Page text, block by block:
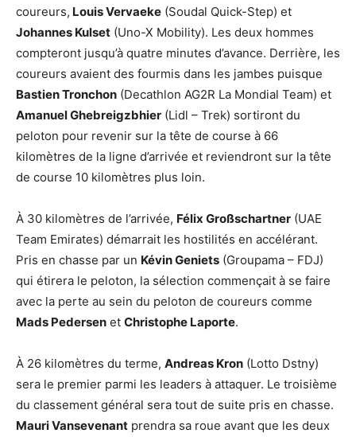
coureurs, Louis Vervaeke (Soudal Quick-Step) et
Johannes Kulset (Uno-X Mobility). Les deux hommes
compteront jusqu’à quatre minutes d’avance. Derrière, les
coureurs avaient des fourmis dans les jambes puisque
Bastien Tronchon (Decathlon AG2R La Mondial Team) et
Amanuel Ghebreigzbhier (Lidl – Trek) sortiront du
peloton pour revenir sur la tête de course à 66
kilomètres de la ligne d’arrivée et reviendront sur la tête
de course 10 kilomètres plus loin.
À 30 kilomètres de l’arrivée, Félix Großschartner (UAE
Team Emirates) démarrait les hostilités en accélérant.
Pris en chasse par un Kévin Geniets (Groupama – FDJ)
qui étirera le peloton, la sélection commençait à se faire
avec la perte au sein du peloton de coureurs comme
Mads Pedersen et Christophe Laporte.
À 26 kilomètres du terme, Andreas Kron (Lotto Dstny)
sera le premier parmi les leaders à attaquer. Le troisième
du classement général sera tout de suite pris en chasse.
Mauri Vansevenant prendra sa roue avant que les deux